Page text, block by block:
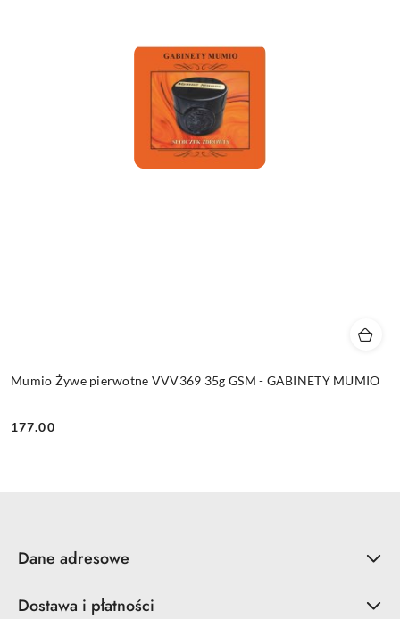
Mumio Żywe pierwotne VVV369 35g GSM - GABINETY MUMIO
Cena:
177.00
Dane adresowe
Dostawa i płatności